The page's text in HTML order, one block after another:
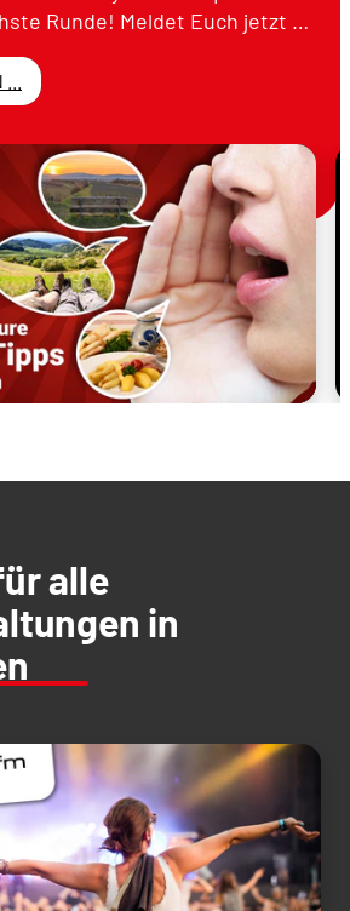
Runde! Meldet Euch jetzt …
alle
in